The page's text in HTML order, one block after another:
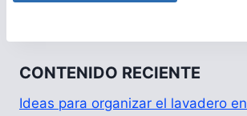
CONTENIDO RECIENTE
Ideas para organizar el lavadero en